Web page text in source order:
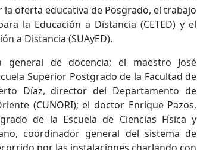
la oferta educativa de Posgrado, el trabajo
la Educación a Distancia (CETED) y el
a Distancia (SUAyED).
general de docencia; el maestro José
Superior Postgrado de la Facultad de
Díaz, director del Departamento de
(CUNORI); el doctor Enrique Pazos,
de la Escuela de Ciencias Física y
coordinador general del sistema de